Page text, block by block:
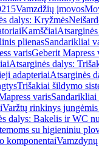
Vamzdžių įmovos
dalys: Kryžmės
Kamščiai
plienasSandarikliai
varisGeberit Mapress
Atsarginės dalys:
adapteriaiAtsarginės
Trišakiai šildymo
varisSandarikliai
Varžtų rinkinys
dalys: Bakelis ir WC
su higieniniu
komponentai